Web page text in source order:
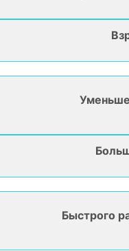
Быстрого